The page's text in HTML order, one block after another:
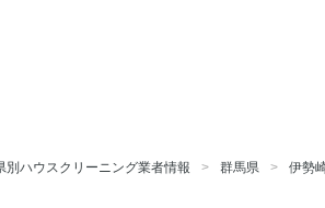
別ハウスクリーニング業者情報 群馬県 伊勢